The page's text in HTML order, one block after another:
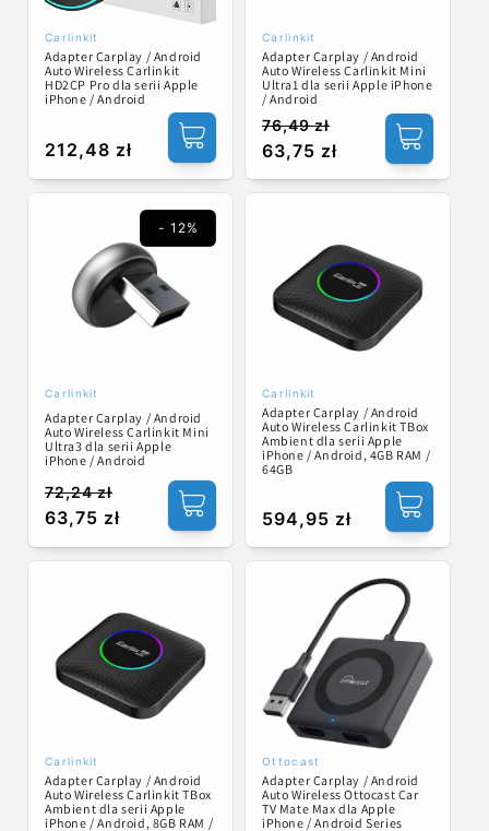
Dostawca:
Carlinkit
Adapter Carplay / Android
Auto Wireless Carlinkit
HD2CP Pro dla serii Apple
iPhone / Android
Cena
regularna
212,48 zł
Dostawca:
Carlinkit
Adapter Carplay / Android
Auto Wireless Carlinkit Mini
Ultra1 dla serii Apple iPhone
/ Android
Cena
regularna
76,49 zł
Cena
promocyjna
63,75 zł
- 12%
Dostawca:
Carlinkit
Adapter Carplay / Android
Auto Wireless Carlinkit Mini
Ultra3 dla serii Apple
iPhone / Android
Cena
regularna
72,24 zł
Cena
promocyjna
63,75 zł
Dostawca:
Carlinkit
Adapter Carplay / Android
Auto Wireless Carlinkit TBox
Ambient dla serii Apple
iPhone / Android, 4GB RAM /
64GB
Cena
regularna
594,95 zł
Dostawca:
Carlinkit
Adapter Carplay / Android
Auto Wireless Carlinkit TBox
Ambient dla serii Apple
iPhone / Android, 8GB RAM /
Dostawca:
Ottocast
Adapter Carplay / Android
Auto Wireless Ottocast Car
TV Mate Max dla Apple
iPhone / Android Series